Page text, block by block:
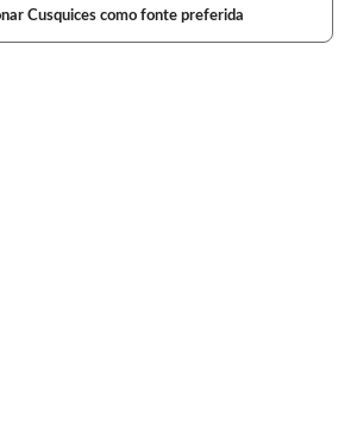
Cusquices como fonte preferida